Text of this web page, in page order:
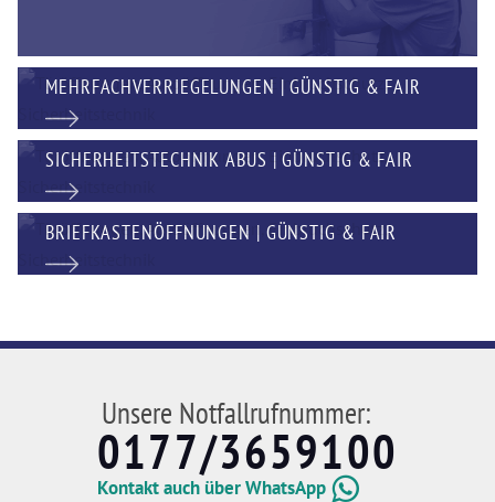
MEHRFACHVERRIEGELUNGEN | GÜNSTIG & FAIR
SICHERHEITSTECHNIK ABUS | GÜNSTIG & FAIR
BRIEFKASTENÖFFNUNGEN | GÜNSTIG & FAIR
Unsere Notfallrufnummer:
0177/3659100
Kontakt auch über WhatsApp